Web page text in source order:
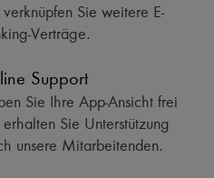
verknüpfen Sie weitere E-
Verträge.
Support
Sie Ihre App-Ansicht frei
erhalten Sie Unterstützung
unsere Mitarbeitenden.